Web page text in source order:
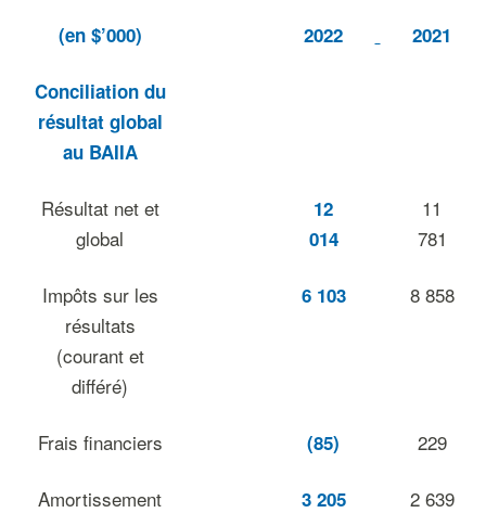
(en $’000) 2022 2021
Conciliation du
résultat global
au BAIIA
Résultat net et
global
12
014
11
781
Impôts sur les
résultats
(courant et
différé)
6 103 8 858
Frais financiers (85) 229
Amortissement 3 205 2 639